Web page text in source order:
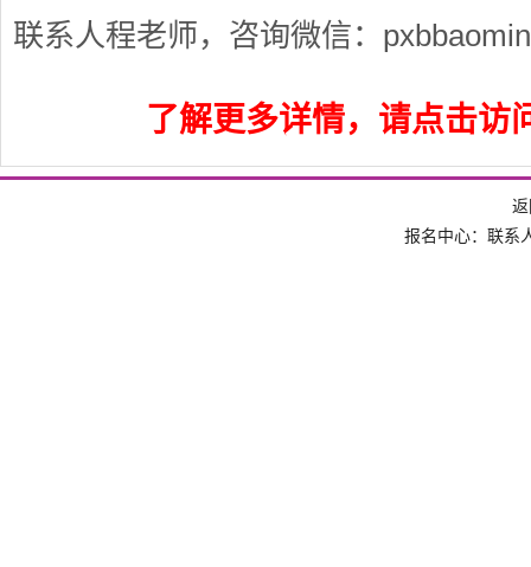
联系人程老师，咨询微信：
了解更多详情，请点击访
报名中心：联系